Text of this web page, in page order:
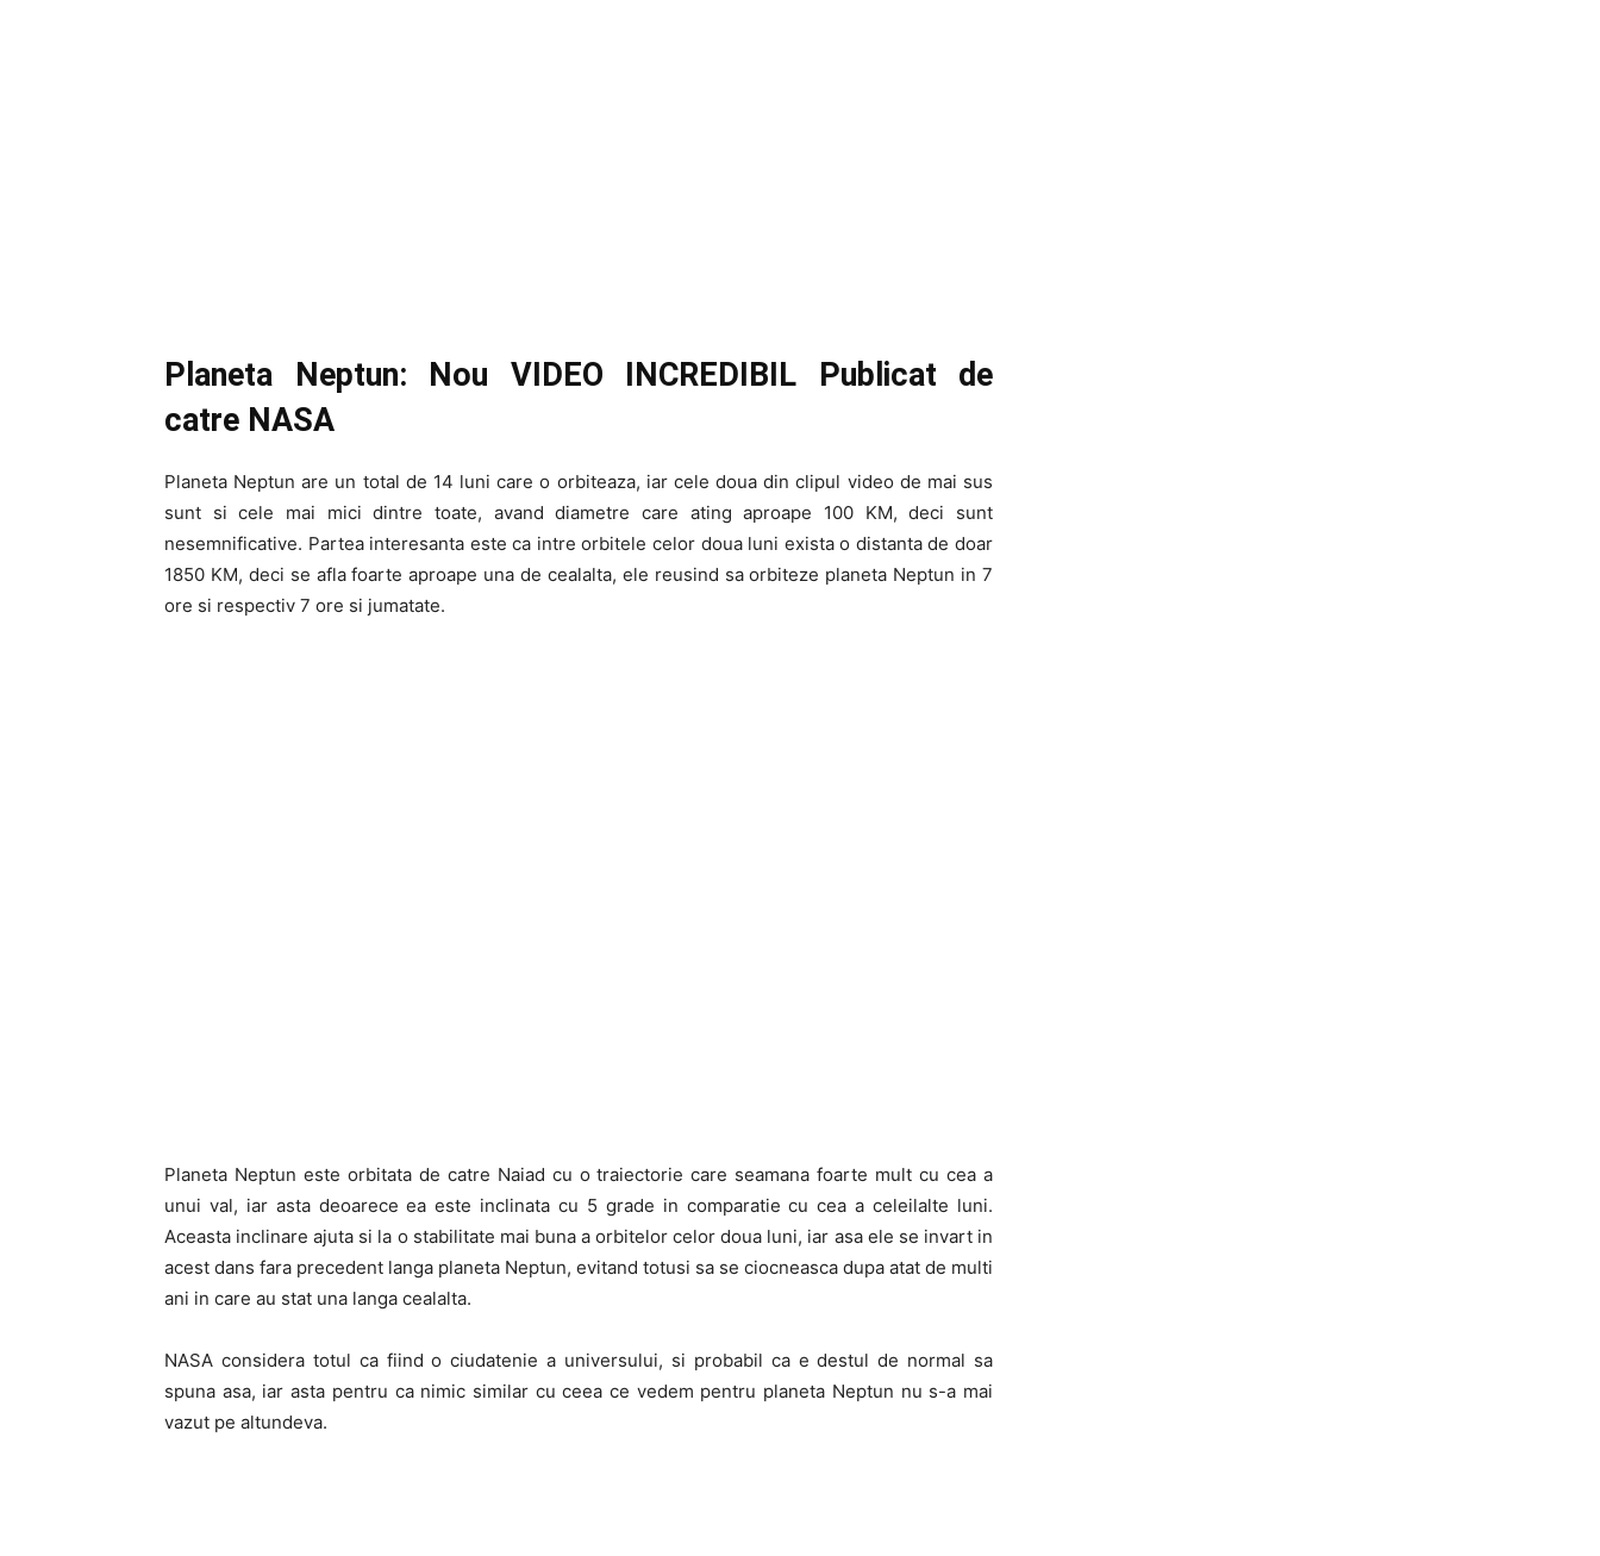
Planeta Neptun: Nou VIDEO INCREDIBIL Publicat de
catre NASA
Planeta Neptun are un total de 14 luni care o orbiteaza, iar cele doua din clipul video de mai sus
sunt si cele mai mici dintre toate, avand diametre care ating aproape 100 KM, deci sunt
nesemnificative. Partea interesanta este ca intre orbitele celor doua luni exista o distanta de doar
1850 KM, deci se afla foarte aproape una de cealalta, ele reusind sa orbiteze planeta Neptun in 7
ore si respectiv 7 ore si jumatate.
Planeta Neptun este orbitata de catre Naiad cu o traiectorie care seamana foarte mult cu cea a
unui val, iar asta deoarece ea este inclinata cu 5 grade in comparatie cu cea a celeilalte luni.
Aceasta inclinare ajuta si la o stabilitate mai buna a orbitelor celor doua luni, iar asa ele se invart in
acest dans fara precedent langa planeta Neptun, evitand totusi sa se ciocneasca dupa atat de multi
ani in care au stat una langa cealalta.
NASA considera totul ca fiind o ciudatenie a universului, si probabil ca e destul de normal sa
spuna asa, iar asta pentru ca nimic similar cu ceea ce vedem pentru planeta Neptun nu s-a mai
vazut pe altundeva.